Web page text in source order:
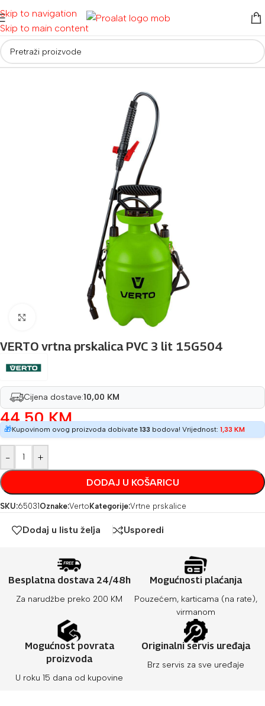
Skip to navigation
Skip to main content
Početna/ Alati za vrt i dom
VERTO vrtna prskalica PVC 3 lit 15G504
Cijena dostave:10,00 KM
44,50KM
🎁Kupovinom ovog proizvoda dobivate 133 bodova! Vrijednost: 1,33 KM
- +
DODAJ U KOŠARICU
SKU:65031 Oznake:Verto Kategorije:Vrtne prskalice
Dodaj u listu želja Usporedi
Besplatna dostava 24/48h
Za narudžbe preko 200 KM
Mogućnosti plaćanja
Pouzećem, karticama (na rate),
virmanom
Mogućnost povrata
proizvoda
U roku 15 dana od kupovine
Originalni servis uređaja
Brz servis za sve uređaje